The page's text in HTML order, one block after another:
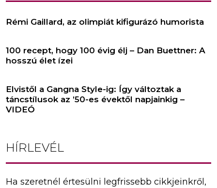
Rémi Gaillard, az olimpiát kifigurázó humorista
100 recept, hogy 100 évig élj – Dan Buettner: A
hosszú élet ízei
Elvistől a Gangna Style-ig: Így változtak a
táncstílusok az ’50-es évektől napjainkig –
VIDEÓ
HÍRLEVÉL
Ha szeretnél értesülni legfrissebb cikkjeinkről,